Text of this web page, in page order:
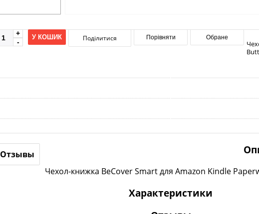
У КОШИК Поділитися Порівняти Обране
Отзывы
Чехол-книжка BeCover Smart для Amazon Kindle
Характеристики